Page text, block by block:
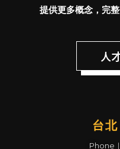
提供更多概念，完
人
台
Phone